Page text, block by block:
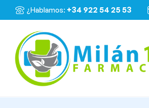
¿Hablamos: +34 922 54 25 53